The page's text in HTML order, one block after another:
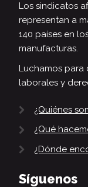
Los sindicatos
representan a
140 países en
manufacturas.
Luchamos para
laborales y
¿Quiénes
¿Qué
¿Dónde
Síguenos